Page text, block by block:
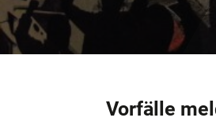
Vorfälle